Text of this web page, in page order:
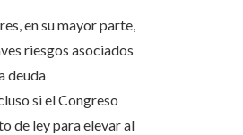
en su mayor parte,
riesgos asociados
deuda
si el Congreso
de ley para elevar al